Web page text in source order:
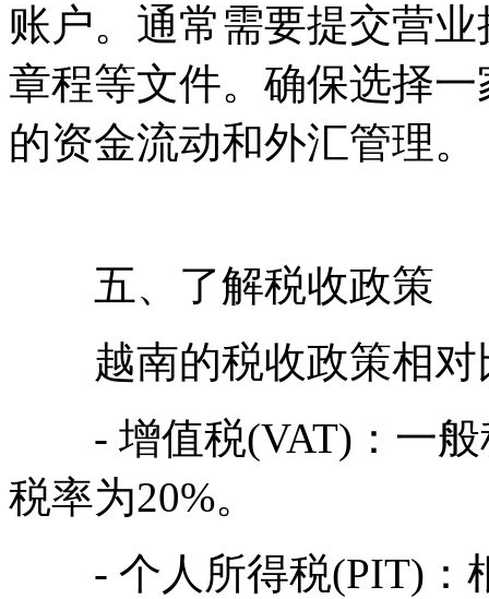
账户。通常需要提交营
章程等文件。确保选择
的资金流动和外汇管理。
五、了解税收政策
越南的税收政策相对
- 增值税(VAT)：一般
税率为20%。
- 个人所得税(PIT)：